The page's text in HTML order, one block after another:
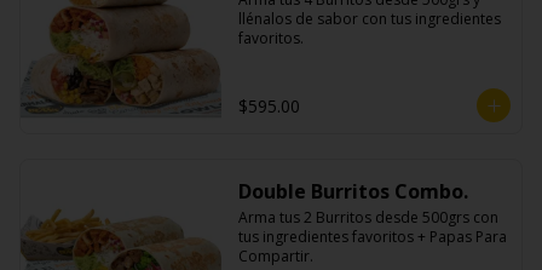
llénalos de sabor con tus ingredientes
favoritos.
$595.00
Double Burritos Combo.
Arma tus 2 Burritos desde 500grs con
tus ingredientes favoritos + Papas Para
Compartir.